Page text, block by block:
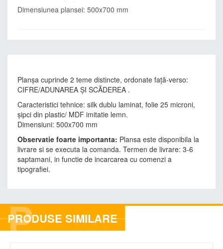
Dimensiunea plansei: 500x700 mm
Planşa cuprinde 2 teme distincte, ordonate faţă-verso:
CIFRE/ADUNAREA ȘI SCĂDEREA .
Caracteristici tehnice: silk dublu laminat, folie 25 microni,
şipci din plastic/ MDF imitatie lemn.
Dimensiuni: 500x700 mm
Observatie foarte importanta: Plansa este disponibila la
livrare si se executa la comanda. Termen de livrare: 3-6
saptamani, in functie de incarcarea cu comenzi a
tipografiei.
P
PRODUSE SIMILARE